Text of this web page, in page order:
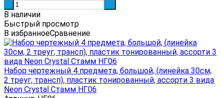
В наличии
Быстрый просмотр
В избранноеСравнение
Набор чертежный 4 предмета, большой, (линейка 30см,
2 треуг, трансп), пластик тонированный, ассорти 3 вида
Neon Crystal Стамм НГ06